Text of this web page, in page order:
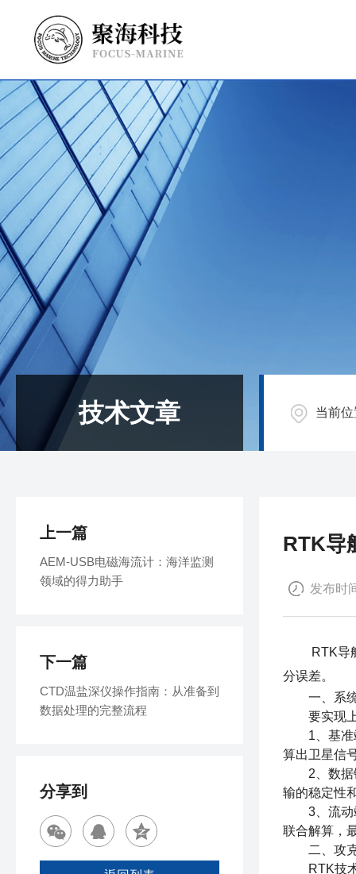
技术文章 当前
RTK导
发布时
RTK导航
分误差。
一、系统
要实现上
1、基准站
算出卫星信
2、数据链
输的稳定性
3、流动站
联合解算，
二、攻克
RTK技术
上一篇
AEM-USB电磁海流计：海洋监测
领域的得力助手
下一篇
CTD温盐深仪操作指南：从准备到
数据处理的完整流程
分享到